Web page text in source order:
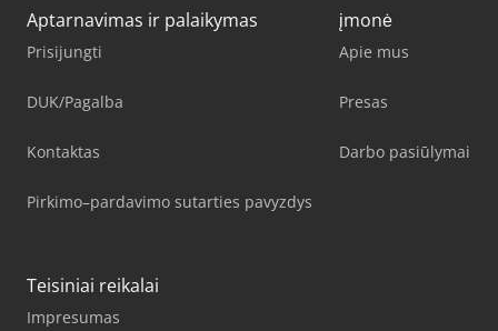
Aptarnavimas ir palaikymas
Prisijungti
DUK/Pagalba
Kontaktas
Pirkimo–pardavimo sutarties pavyzdys
įmonė
Apie mus
Presas
Darbo pasiūlymai
Teisiniai reikalai
Impresumas